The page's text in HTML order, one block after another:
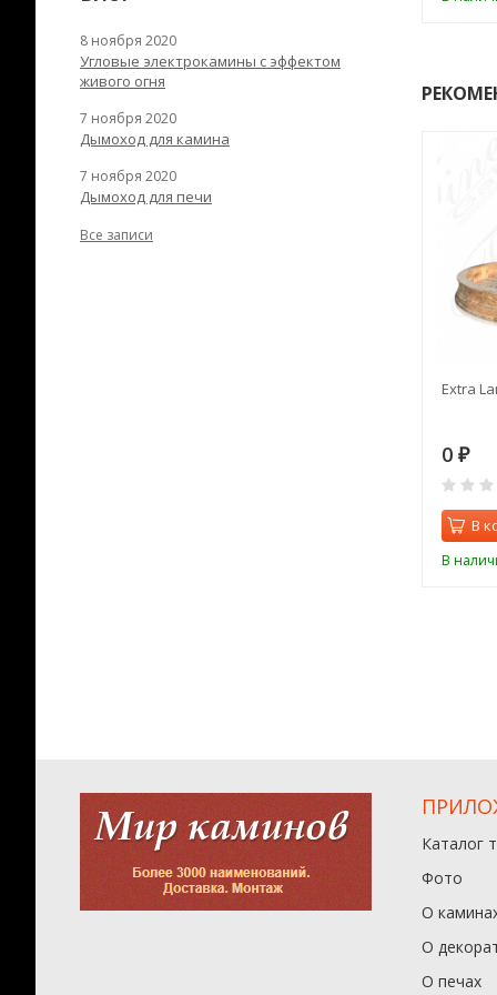
Extra
0 ₽
В
В
8 ноября 2020
Угловые электрокамины с эффектом
живого огня
7 ноября 2020
Дымоход для камина
7 ноября 2020
Дымоход для печи
Все записи
Каталог
Фото
О
О
О печах